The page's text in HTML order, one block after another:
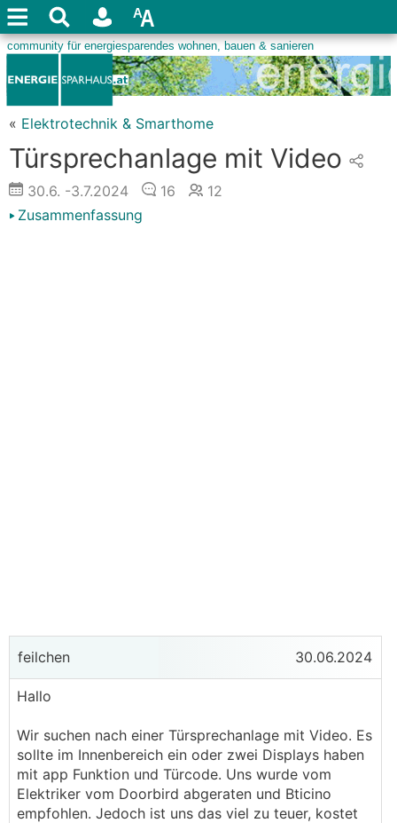
« Elektrotechnik & Smarthome
Türsprechanlage mit Video
30.6. -3.7.2024 16
12
Zusammenfassung
feilchen 30.06.2024
Hallo
Wir suchen nach einer Türsprechanlage mit Video. Es
sollte im Innenbereich ein oder zwei Displays haben
mit app Funktion und Türcode. Uns wurde vom
Elektriker vom Doorbird abgeraten und Bticino
empfohlen. Jedoch ist uns das viel zu teuer, kostet